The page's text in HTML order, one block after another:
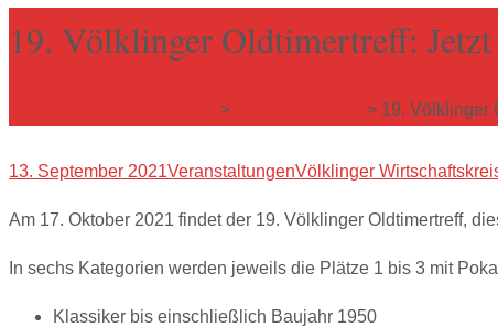
19. Völklinger Oldtimertreff: Jetzt
> > 19. Völklinger
13. September 2021VeranstaltungenVölklinger
Am 17. Oktober 2021 findet der 19. Völklinger Oldtimertreff,
In sechs Kategorien werden jeweils die Plätze 1 bis 3 mit
Klassiker bis einschließlich Baujahr 1950